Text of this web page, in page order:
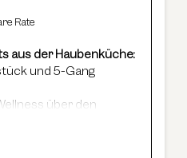
Rate
aus der Haubenküche:
und 5-Gang
über den
Infinity-Pool, Saunen